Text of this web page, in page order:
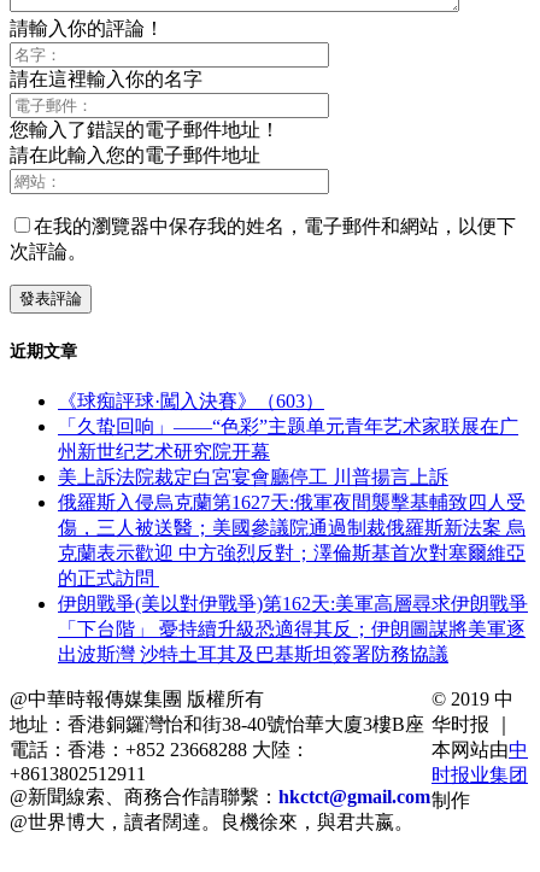
請輸入你的評論！
請在這裡輸入你的名字
您輸入了錯誤的電子郵件地址！
請在此輸入您的電子郵件地址
在我的瀏覽器中保存我的姓名，電子郵件和網站，以便下
次評論。
近期文章
《球痴評球·闖入決賽》（603）
「久蛰回响」——“色彩”主题单元青年艺术家联展在广
州新世纪艺术研究院开幕
美上訴法院裁定白宮宴會廳停工 川普揚言上訴
俄羅斯入侵烏克蘭第1627天:俄軍夜間襲擊基輔致四人受
傷，三人被送醫；美國參議院通過制裁俄羅斯新法案 烏
克蘭表示歡迎 中方強烈反對；澤倫斯基首次對塞爾維亞
的正式訪問
伊朗戰爭(美以對伊戰爭)第162天:美軍高層尋求伊朗戰爭
「下台階」 憂持續升級恐適得其反；伊朗圖謀將美軍逐
出波斯灣 沙特土耳其及巴基斯坦簽署防務協議
@中華時報傳媒集團 版權所有
地址：香港銅鑼灣怡和街38-40號怡華大廈3樓B座
電話：香港：+852 23668288 大陸：
+8613802512911
@新聞線索、商務合作請聯繫： hkctct@gmail.com
@世界博大，讀者闊達。良機徐來，與君共嬴。
© 2019 中
华时报 ｜
本网站由中
时报业集团
制作